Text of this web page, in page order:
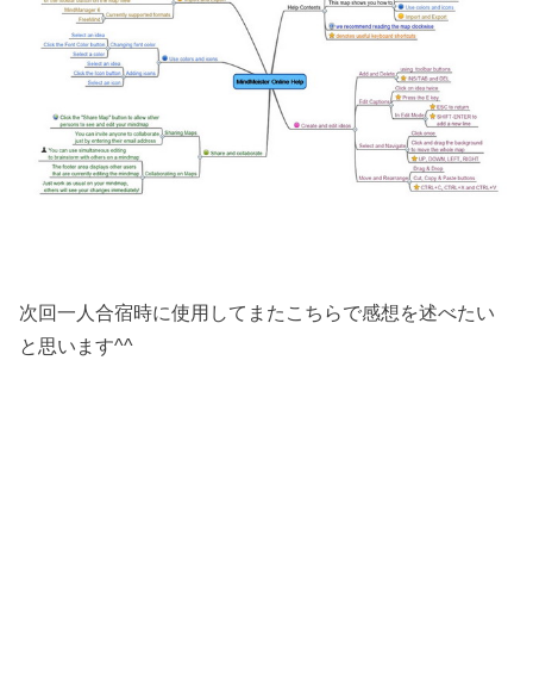
次回一人合宿時に使用してまたこちらで感想を述べたい
と思います^^